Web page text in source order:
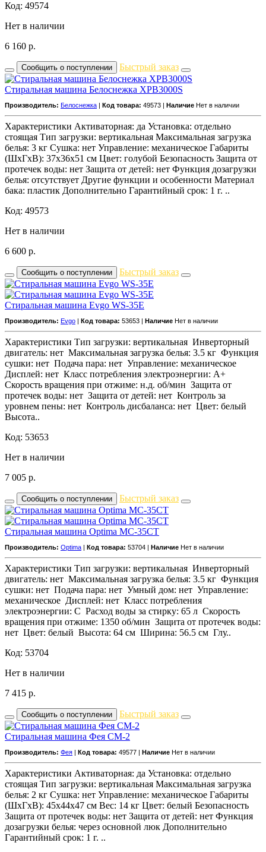
Код: 49574
Нет в наличии
6 160 р.
Сообщить о поступлении Быстрый заказ
Стиральная машина Белоснежка XPB3000S
Производитель: Белоснежка Код товара: 49573 | Наличие Нет в наличии
Характеристики Активаторная: да Установка: отдельно
стоящая Тип загрузки: вертикальная Максимальная загрузка
белья: 3 кг Сушка: нет Управление: механическое Габариты
(ШxГxВ): 37x36x51 см Цвет: голубой Безопасность Защита от
протечек воды: нет Защита от детей: нет Функция дозагрузки
белья: отсутствует Другие функции и особенности Материал
бака: пластик Дополнительно Гарантийный срок: 1 г. ..
Код: 49573
Нет в наличии
6 600 р.
Сообщить о поступлении Быстрый заказ
Стиральная машина Evgo WS-35E
Производитель: Evgo Код товара: 53653 | Наличие Нет в наличии
Характеристики Тип загрузки: вертикальная Инверторный
двигатель: нет Максимальная загрузка белья: 3.5 кг Функция
сушки: нет Подача пара: нет Управление: механическое
Дисплей: нет Класс потребления электроэнергии: A+
Скорость вращения при отжиме: н.д. об/мин Защита от
протечек воды: нет Защита от детей: нет Контроль за
уровнем пены: нет Контроль дисбаланса: нет Цвет: белый
Высота..
Код: 53653
Нет в наличии
7 005 р.
Сообщить о поступлении Быстрый заказ
Стиральная машина Optima MC-35СТ
Производитель: Optima Код товара: 53704 | Наличие Нет в наличии
Характеристики Тип загрузки: вертикальная Инверторный
двигатель: нет Максимальная загрузка белья: 3.5 кг Функция
сушки: нет Подача пара: нет Умный дом: нет Управление:
механическое Дисплей: нет Класс потребления
электроэнергии: C Расход воды за стирку: 65 л Скорость
вращения при отжиме: 1350 об/мин Защита от протечек воды:
нет Цвет: белый Высота: 64 см Ширина: 56.5 см Глу..
Код: 53704
Нет в наличии
7 415 р.
Сообщить о поступлении Быстрый заказ
Стиральная машина Фея СМ-2
Производитель: Фея Код товара: 49577 | Наличие Нет в наличии
Характеристики Активаторная: да Установка: отдельно
стоящая Тип загрузки: вертикальная Максимальная загрузка
белья: 2 кг Сушка: нет Управление: механическое Габариты
(ШxГxВ): 45x44x47 см Вес: 14 кг Цвет: белый Безопасность
Защита от протечек воды: нет Защита от детей: нет Функция
дозагрузки белья: через основной люк Дополнительно
Гарантийный срок: 1 г. ..